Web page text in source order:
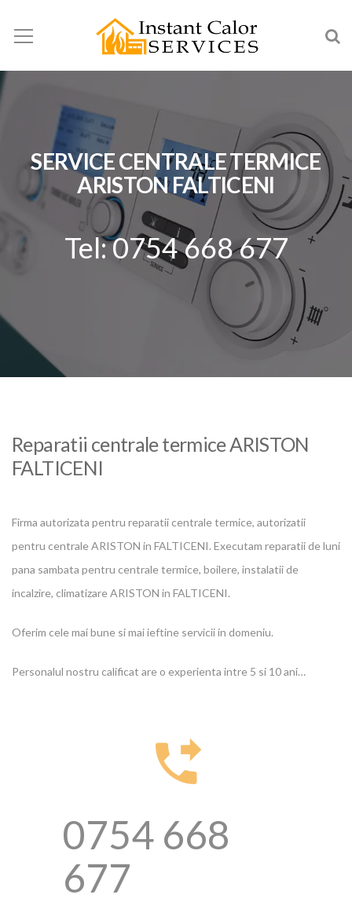
SERVICE CENTRALE TERMICE
ARISTON FALTICENI
Tel: 0754 668 677
Reparatii centrale termice ARISTON
FALTICENI
Firma autorizata pentru reparatii centrale termice, autorizatii
pentru centrale ARISTON in FALTICENI. Executam reparatii de luni
pana sambata pentru centrale termice, boilere, instalatii de
incalzire, climatizare ARISTON in FALTICENI.
Oferim cele mai bune si mai ieftine servicii in domeniu.
Personalul nostru calificat are o experienta intre 5 si 10 ani…
0754 668
677